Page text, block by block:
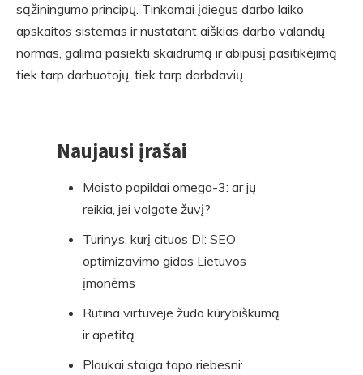
sąžiningumo principų. Tinkamai įdiegus darbo laiko
apskaitos sistemas ir nustatant aiškias darbo valandų
normas, galima pasiekti skaidrumą ir abipusį pasitikėjimą
tiek tarp darbuotojų, tiek tarp darbdavių.
Naujausi įrašai
Maisto papildai omega-3: ar jų
reikia, jei valgote žuvį?
Turinys, kurį cituos DI: SEO
optimizavimo gidas Lietuvos
įmonėms
Rutina virtuvėje žudo kūrybiškumą
ir apetitą
Plaukai staiga tapo riebesni: